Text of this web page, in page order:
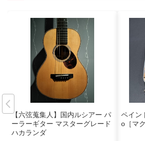
【六弦蒐集人】国内ルシアー パ
ーラーギター マスターグレード
ハカランダ
ペイン
o［マ